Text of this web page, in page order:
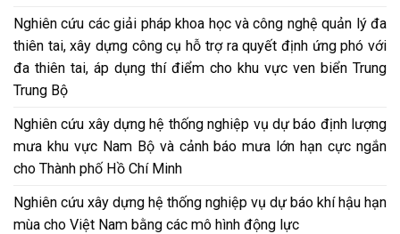
Nghiên cứu các giải pháp khoa học và công nghệ quản lý đa
thiên tai, xây dựng công cụ hỗ trợ ra quyết định ứng phó với
đa thiên tai, áp dụng thí điểm cho khu vực ven biển Trung
Trung Bộ
Nghiên cứu xây dựng hệ thống nghiệp vụ dự báo định lượng
mưa khu vực Nam Bộ và cảnh báo mưa lớn hạn cực ngắn
cho Thành phố Hồ Chí Minh
Nghiên cứu xây dựng hệ thống nghiệp vụ dự báo khí hậu hạn
mùa cho Việt Nam bằng các mô hình động lực